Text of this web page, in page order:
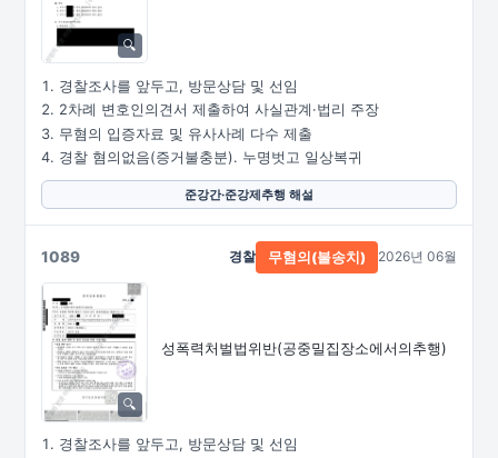
경찰조사를 앞두고, 방문상담 및 선임
2차례 변호인의견서 제출하여 사실관계·법리 주장
무혐의 입증자료 및 유사사례 다수 제출
경찰 혐의없음(증거불충분). 누명벗고 일상복귀
준강간·준강제추행 해설
1089
성폭력처벌법위반(공중밀집장소에서의추행)
경찰 무혐의(불송치) 2026년 06월
경찰조사를 앞두고, 방문상담 및 선임